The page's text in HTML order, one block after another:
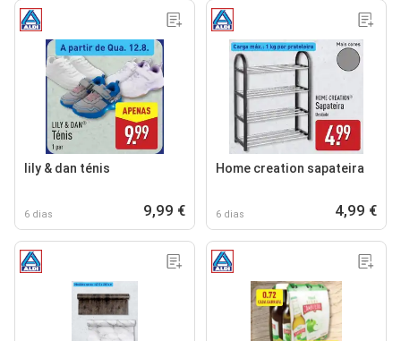
lily & dan ténis
6 dias 9,99 €
Home creation sapateira
6 dias 4,99 €